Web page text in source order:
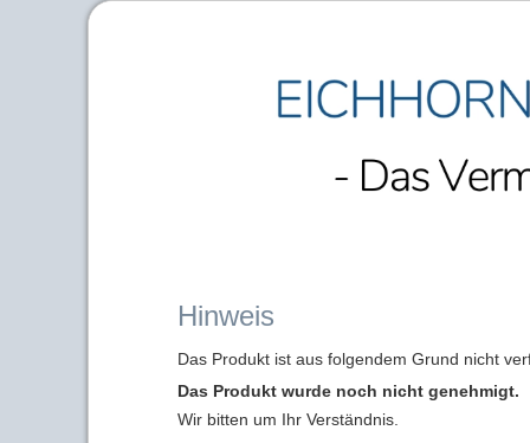
Hinweis
Das Produkt ist aus folgendem Grund nicht
Das Produkt wurde noch nicht genehmigt.
Wir bitten um Ihr Verständnis.